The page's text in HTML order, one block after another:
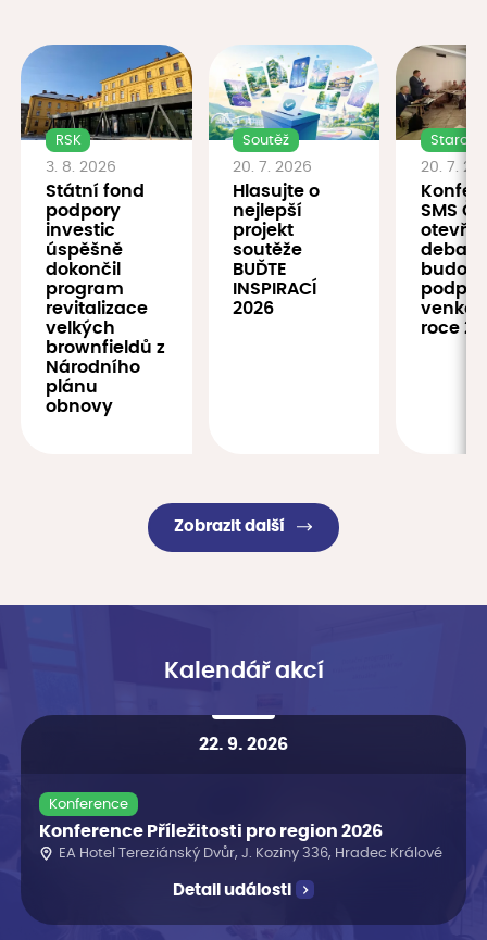
RSK
3. 8. 2026
Státní fond
podpory
investic
úspěšně
dokončil
program
revitalizace
velkých
brownfieldů z
Národního
plánu
obnovy
Soutěž
20. 7. 2026
Hlasujte o
nejlepší
projekt
soutěže
BUĎTE
INSPIRACÍ
2026
20. 7.
SMS ČR
debatu
roce
Zobrazit další
Kalendář akcí
22. 9. 2026
Konference
Konference Příležitosti pro region 2026
EA Hotel Tereziánský Dvůr, J. Koziny 336, Hradec Králové
Detail události